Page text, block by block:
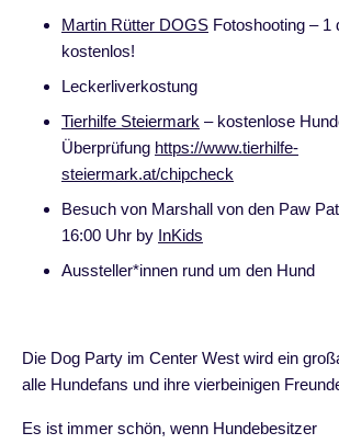
Martin Rütter DOGS Fotoshooting – 1
kostenlos!
Leckerliverkostung
Tierhilfe Steiermark – kostenlose
Überprüfung https://www.tierhilfe-
steiermark.at/chipcheck
Besuch von Marshall von den Paw
16:00 Uhr by InKids
Aussteller*innen rund um den Hund
Die Dog Party im Center West wird ein
alle Hundefans und ihre vierbeinigen
Es ist immer schön, wenn Hundebesitzer